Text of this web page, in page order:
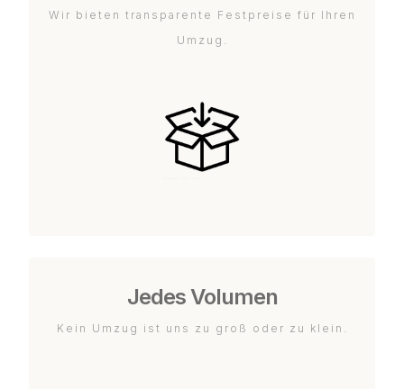
Wir bieten transparente Festpreise für Ihren
Umzug.
Jedes Volumen
Kein Umzug ist uns zu groß oder zu klein.